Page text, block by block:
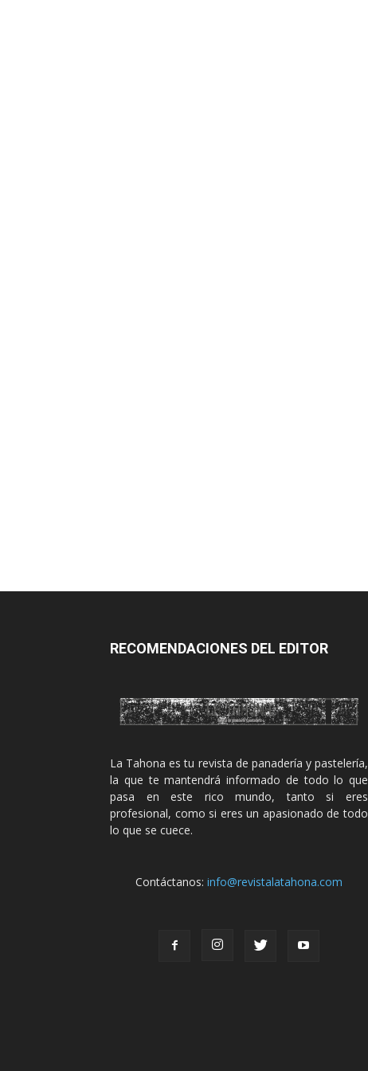
RECOMENDACIONES DEL EDITOR
La Tahona es tu revista de panadería y pastelería,
la que te mantendrá informado de todo lo que
pasa en este rico mundo, tanto si eres
profesional, como si eres un apasionado de todo
lo que se cuece.
Contáctanos: info@revistalatahona.com